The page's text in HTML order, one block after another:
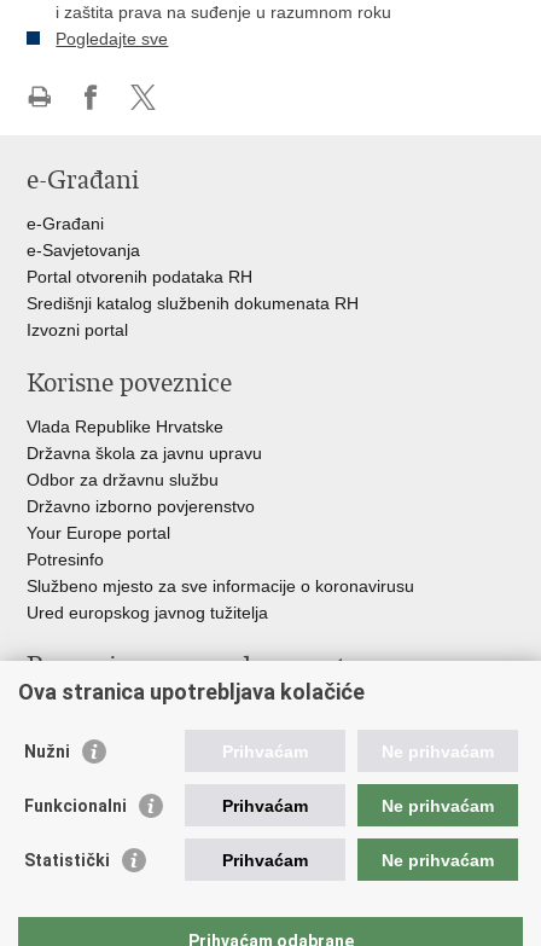
i zaštita prava na suđenje u razumnom roku
Pogledajte sve
FacebookuTwitteru
e-Građani
e-Građani
e-Savjetovanja
Portal otvorenih podataka RH
Središnji katalog službenih dokumenata RH
Izvozni portal
Korisne poveznice
Vlada Republike Hrvatske
Državna škola za javnu upravu
Odbor za državnu službu
Državno izborno povjerenstvo
Your Europe portal
Potresinfo
Službeno mjesto za sve informacije o koronavirusu
Ured europskog javnog tužitelja
Poveznice pravosudnog sustava
Državno odvjetništvo
Ured za suzbijanje korupcije i organiziranog kriminaliteta
Državnoodvjetničko vijeće
Hrvatska odvjetnička komora
Europski pravosudni portal
Ova stranica upotrebljava kolačiće
Nužni Prihvaćam Ne prihvaćam
Funkcionalni Prihvaćam Ne prihvaćam
Statistički Prihvaćam Ne prihvaćam
Prihvaćam odabrane